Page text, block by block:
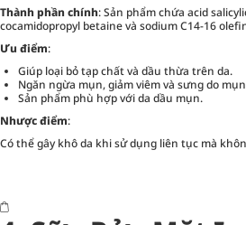
Thành phần chính: Sản phẩm chứa acid
cocamidopropyl betaine và sodium C14-16
Ưu điểm:
Giúp loại bỏ tạp chất và dầu thừa trên da.
Ngăn ngừa mụn, giảm viêm và sưng do
Sản phẩm phù hợp với da dầu mụn.
Nhược điểm:
Có thể gây khô da khi sử dụng liên tục mà